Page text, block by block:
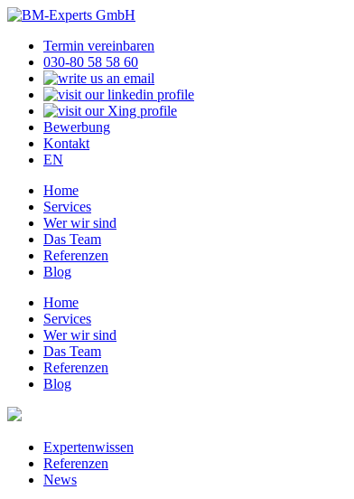
Termin vereinbaren
030-80 58 58 60
Bewerbung
Kontakt
EN
Home
Services
Wer wir sind
Das Team
Referenzen
Blog
Home
Services
Wer wir sind
Das Team
Referenzen
Blog
Expertenwissen
Referenzen
News